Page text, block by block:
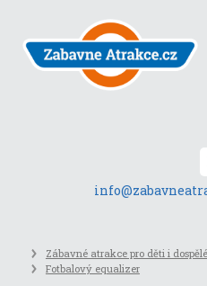
obsah
stránky
Zábavné atrakce pro děti i dospělé
Fotbalový equalizer